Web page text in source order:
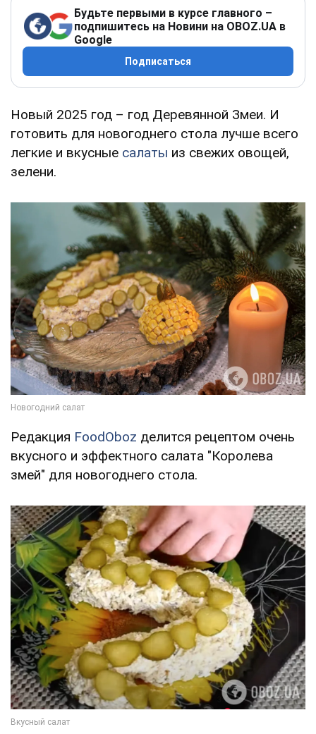
Будьте первыми в курсе главного –
подпишитесь на Новини на OBOZ.UA в
Google
Подписаться
Новый 2025 год – год Деревянной Змеи. И
готовить для новогоднего стола лучше всего
легкие и вкусные салаты из свежих овощей,
зелени.
Редакция FoodOboz делится рецептом очень
вкусного и эффектного салата "Королева
змей" для новогоднего стола.